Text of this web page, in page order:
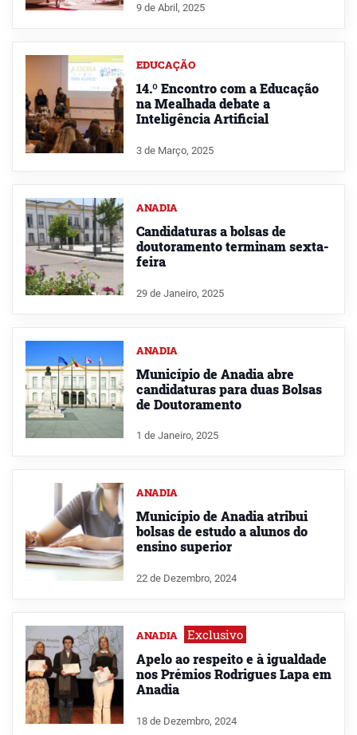
9 de Abril, 2025
EDUCAÇÃO
14.º Encontro com a Educação
na Mealhada debate a
Inteligência Artificial
3 de Março, 2025
ANADIA
Candidaturas a bolsas de
doutoramento terminam sexta-
feira
29 de Janeiro, 2025
ANADIA
Município de Anadia abre
candidaturas para duas Bolsas
de Doutoramento
1 de Janeiro, 2025
ANADIA
Município de Anadia atribui
bolsas de estudo a alunos do
ensino superior
22 de Dezembro, 2024
ANADIA Exclusivo
Apelo ao respeito e à igualdade
nos Prémios Rodrigues Lapa em
Anadia
18 de Dezembro, 2024